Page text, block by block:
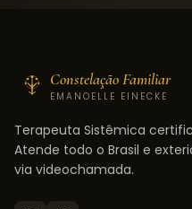
Constelação Familiar
EMANOELLE EINECKE
Terapeuta Sistêmica
Atende todo o Brasil e
via videochamada.